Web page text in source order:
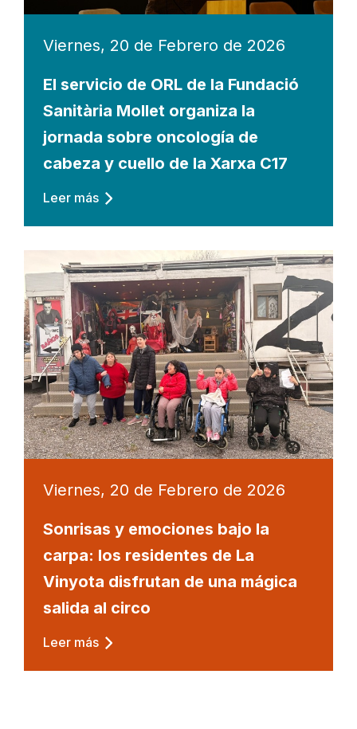
Viernes, 20 de Febrero de 2026
El servicio de ORL de la Fundació
Sanitària Mollet organiza la
jornada sobre oncología de
cabeza y cuello de la Xarxa C17
Leer más
Viernes, 20 de Febrero de 2026
Sonrisas y emociones bajo la
carpa: los residentes de La
Vinyota disfrutan de una mágica
salida al circo
Leer más